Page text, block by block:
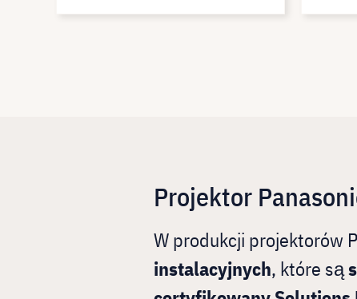
Projektor
W produkcji projektorów
instalacyjnych, które są